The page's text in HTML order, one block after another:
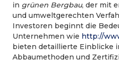
in grünen Bergbau, der mit
und umweltgerechten
Investoren beginnt die
Unternehmen wie http://
bieten detaillierte Einblicke
Abbaumethoden und